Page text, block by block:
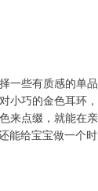
一些有质感的单
小巧的金色耳环
来点缀，就能在
给宝宝做一个时